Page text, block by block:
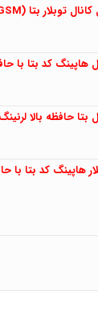
بتا حافظه بالا